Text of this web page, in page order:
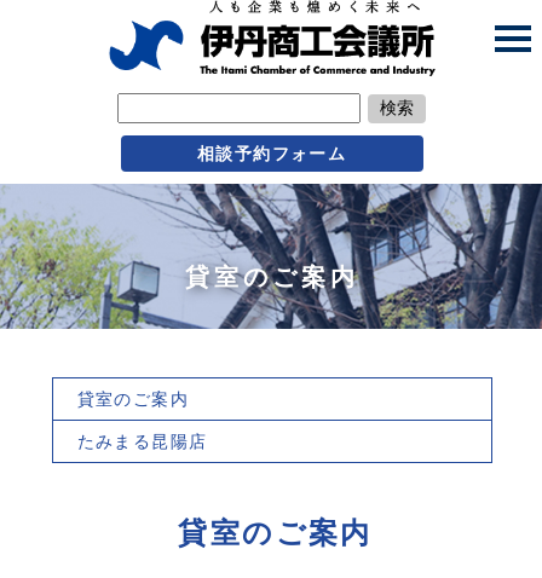
検索
相談予約フォーム
貸室のご案内
貸室のご案内
たみまる昆陽店
貸室のご案内